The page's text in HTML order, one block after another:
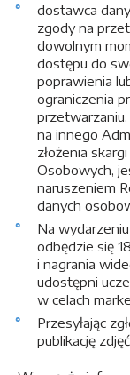
dostawca
zgody na
dowolnym
dostępu do
poprawienia
ograniczenia
na innego
złożenia
Osobowych,
naruszeniem
danych
Na
odbędzie się
i nagrania
udostępni
w celach
Przesyłając
publikację